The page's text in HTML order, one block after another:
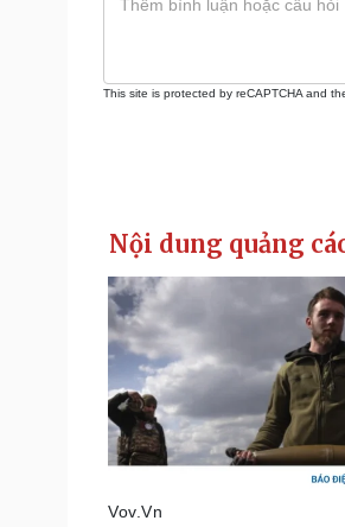
This site is protected by reCAPTCHA and